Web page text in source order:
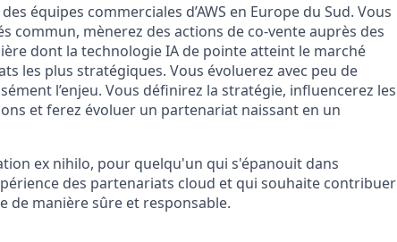
équipes commerciales d’AWS en Europe du Sud. Vous
commun, mènerez des actions de co-vente auprès des
dont la technologie IA de pointe atteint le marché
les plus stratégiques. Vous évoluerez avec peu de
l’enjeu. Vous définirez la stratégie, influencerez les
et ferez évoluer un partenariat naissant en un
ex nihilo, pour quelqu'un qui s'épanouit dans
des partenariats cloud et qui souhaite contribuer
de manière sûre et responsable.